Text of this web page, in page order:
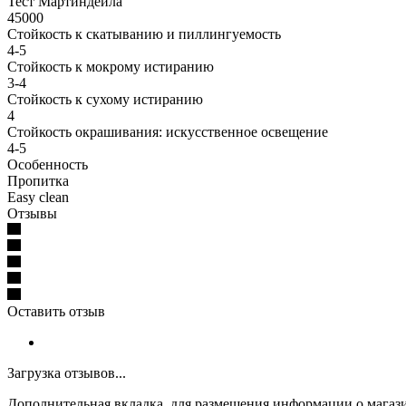
45000
Стойкость к скатыванию и пиллингуемость
4-5
Стойкость к мокрому истиранию
3-4
Стойкость к сухому истиранию
4
Стойкость окрашивания: искусственное освещение
4-5
Особенность
Пропитка
Easy clean
Отзывы
Оставить отзыв
Загрузка отзывов...